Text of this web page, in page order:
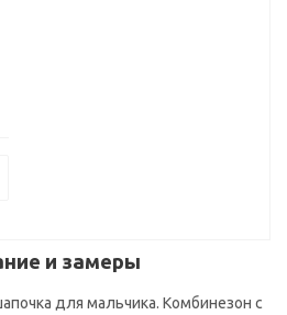
и замеры
для мальчика. Комбинезон с